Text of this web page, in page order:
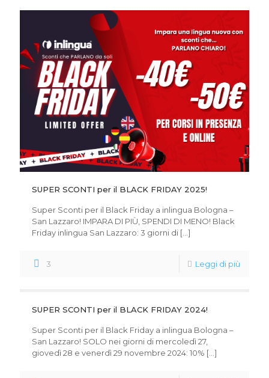
SUPER SCONTI per il BLACK FRIDAY 2025!
Super Sconti per il Black Friday a inlingua Bologna –
San Lazzaro! IMPARA DI PIÙ, SPENDI DI MENO! Black
Friday inlingua San Lazzaro: 3 giorni di […]
3 Leggi di più
SUPER SCONTI per il BLACK FRIDAY 2024!
Super Sconti per il Black Friday a inlingua Bologna –
San Lazzaro! SOLO nei giorni di mercoledì 27,
giovedì 28 e venerdì 29 novembre 2024: 10% […]